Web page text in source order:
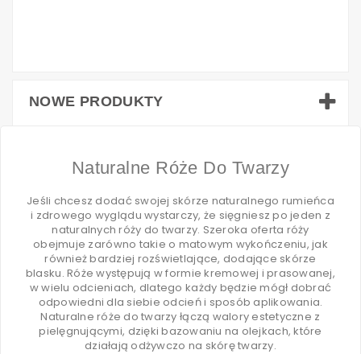
NOWE PRODUKTY
Naturalne Róże Do Twarzy
Jeśli chcesz dodać swojej skórze naturalnego rumieńca
i zdrowego wyglądu wystarczy, że sięgniesz po jeden z
naturalnych róży do twarzy. Szeroka oferta róży
obejmuje zarówno takie o matowym wykończeniu, jak
również bardziej rozświetlające, dodające skórze
blasku. Róże występują w formie kremowej i prasowanej,
w wielu odcieniach, dlatego każdy będzie mógł dobrać
odpowiedni dla siebie odcień i sposób aplikowania.
Naturalne róże do twarzy łączą walory estetyczne z
pielęgnującymi, dzięki bazowaniu na olejkach, które
działają odżywczo na skórę twarzy.